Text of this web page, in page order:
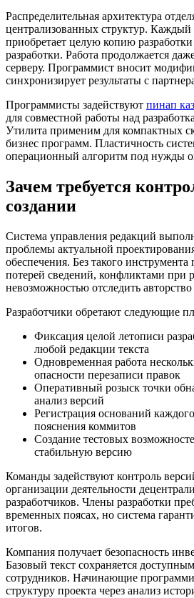
Распределительная архитектура
централизованных структур.
приобретает целую копию
разработки. Работа продолжается
серверу. Программист вносит
синхронизирует результаты с
Программисты задействуют пинап
для совместной работы над
Утилита применим для компактных
бизнес программ. Пластичность
операционный алгоритм под нужды
Зачем требуется
создании
Система управления редакций
проблемы актуальной
обеспечения. Без такого инструмента
потерей сведений, конфликтами при
невозможностью отследить
Разработчики обретают следующие
Фиксация целой летописи
любой редакции текста
Одновременная работа
опасности перезаписи правок
Оперативный розыск точки
анализ версий
Регистрация оснований
пояснения коммитов
Создание тестовых
стабильную версию
Команды задействуют контроль
организации деятельности
разработчиков. Члены разработки
временных поясах, но система
итогов.
Компания получает безопасность
Базовый текст сохраняется
сотрудников. Начинающие
структуру проекта через анализ